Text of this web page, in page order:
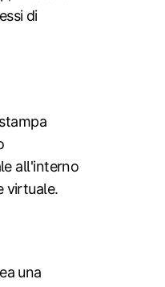
di
all'interno
virtuale.
una